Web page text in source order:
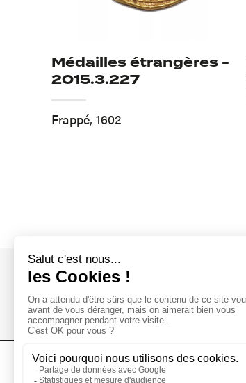
Médailles étrangères -
2015.3.227
Frappé, 1602